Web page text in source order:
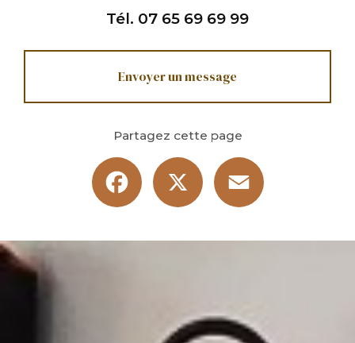
Tél. 07 65 69 69 99
Envoyer un message
Partagez cette page
Facebook